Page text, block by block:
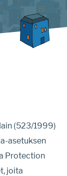
(523/1999)
asetuksen
Protection
joita